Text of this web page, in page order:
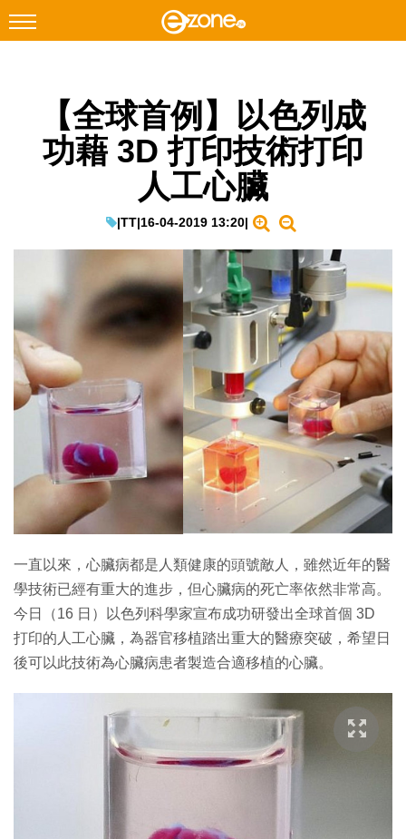
Facebook Instagram
科技焦點
教學評測
EduTech
IT Times
生成式AI與雲端應用
Enterprise Digital Transformation
【全球首例】以色列成
功藉 3D 打印技術打印
人工心臟
|TT|16-04-2019 13:20|
一直以來，心臟病都是人類健康的頭號敵人，雖然近年的醫
學技術已經有重大的進步，但心臟病的死亡率依然非常高。
今日（16 日）以色列科學家宣布成功研發出全球首個 3D
打印的人工心臟，為器官移植踏出重大的醫療突破，希望日
後可以此技術為心臟病患者製造合適移植的心臟。